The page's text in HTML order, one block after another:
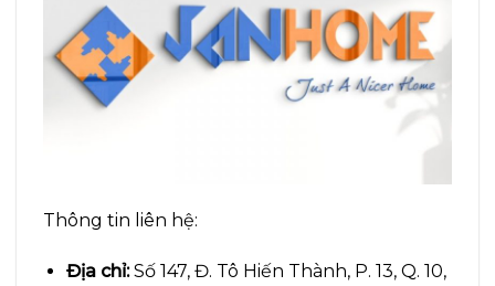
Thông tin liên hệ:
Địa chỉ:Số 147, Đ. Tô Hiến Thành, P. 13, Q. 10,